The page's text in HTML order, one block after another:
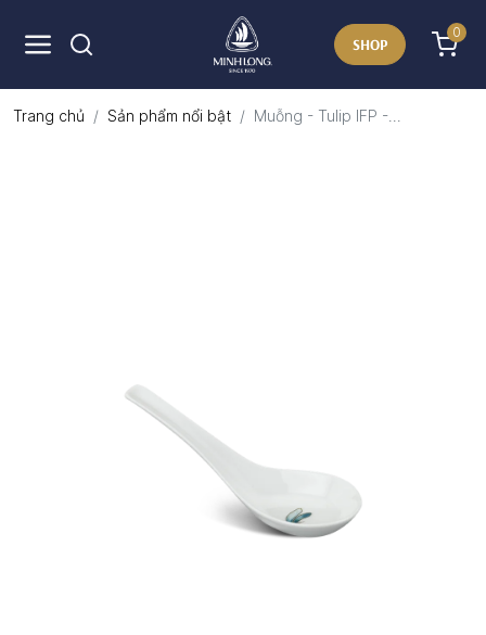
SHOP
0
Trang chủ Sản phẩm nổi bật Muỗng - Tulip IFP -...